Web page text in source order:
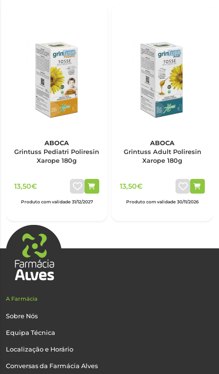
ABOCA
Grintuss Pediatri Poliresin
Xarope 180g
13,50€
Produto com validade 31/12/2027
ABOCA
Grintuss Adult Poliresin
Xarope 180g
13,50€
Produto com validade 30/11/2026
A Farmácia
Sobre Nós
Equipa Técnica
Localização e Horário
Conversas da Farmácia Alves